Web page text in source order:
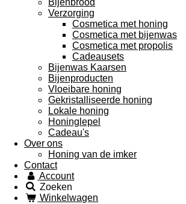
Bijenbrood
Verzorging
Cosmetica met honing
Cosmetica met bijenwas
Cosmetica met propolis
Cadeausets
Bijenwas Kaarsen
Bijenproducten
Vloeibare honing
Gekristalliseerde honing
Lokale honing
Honinglepel
Cadeau's
Over ons
Honing van de imker
Contact
Account
Zoeken
Winkelwagen